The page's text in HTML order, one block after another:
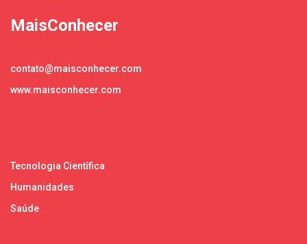
MaisConhecer
contato@maisconhecer.com
www.maisconhecer.com
Tecnologia Científica
Humanidades
Saúde